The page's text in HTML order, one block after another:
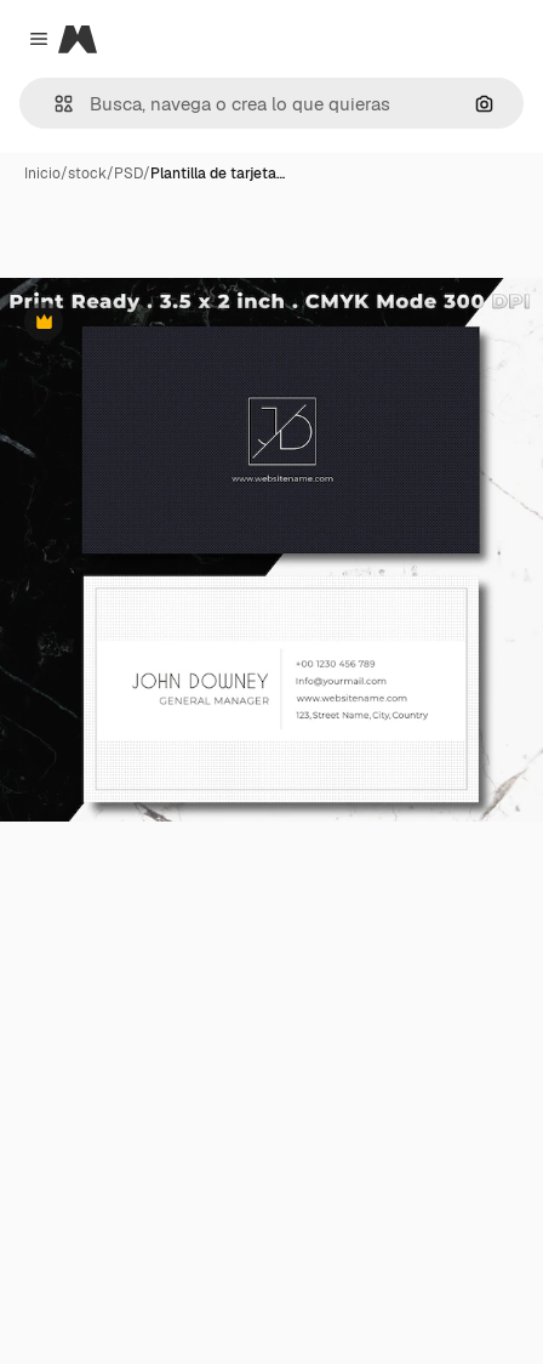
Close menu
Magnific
Inicio/stock/PSD/Plantilla de tarjeta…
Premium